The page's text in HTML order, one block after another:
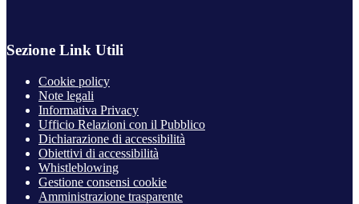
Sezione Link Utili
Cookie policy
Note legali
Informativa Privacy
Ufficio Relazioni con il Pubblico
Dichiarazione di accessibilità
Obiettivi di accessibilità
Whistleblowing
Gestione consensi cookie
Amministrazione trasparente